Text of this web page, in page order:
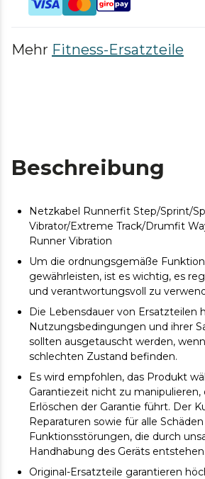
Mehr Fitness-Ersatzteile
Beschreibung
Netzkabel Runnerfit Step/Sprint/
Vibrator/Extreme Track/Drumfit
Runner Vibration
Um die ordnungsgemäße
gewährleisten, ist es wichtig, es
und verantwortungsvoll zu
Die Lebensdauer von Ersatzteilen
Nutzungsbedingungen und ihrer
sollten ausgetauscht werden,
schlechten Zustand befinden.
Es wird empfohlen, das Produkt
Garantiezeit nicht zu manipulieren,
Erlöschen der Garantie führt. Der
Reparaturen sowie für alle
Funktionsstörungen, die durch
Handhabung des Geräts entstehen.
Original-Ersatzteile garantieren